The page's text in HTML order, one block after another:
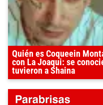
Quién es Coqueein
con La Joaqui: se
tuvieron a Shaina